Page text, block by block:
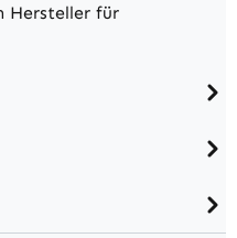
Hersteller für